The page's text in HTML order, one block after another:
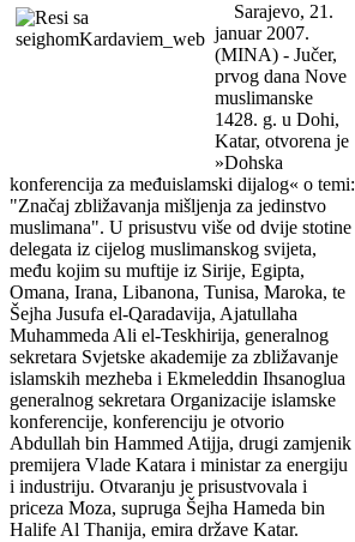
Sarajevo, 21.
januar 2007.
(MINA) - Jučer,
prvog dana Nove
muslimanske
1428. g. u Dohi,
Katar, otvorena je
»Dohska
konferencija za međuislamski dijalog« o temi:
"Značaj zbližavanja mišljenja za jedinstvo
muslimana". U prisustvu više od dvije stotine
delegata iz cijelog muslimanskog svijeta,
među kojim su muftije iz Sirije, Egipta,
Omana, Irana, Libanona, Tunisa, Maroka, te
Šejha Jusufa el-Qaradavija, Ajatullaha
Muhammeda Ali el-Teskhirija, generalnog
sekretara Svjetske akademije za zbližavanje
islamskih mezheba i Ekmeleddin Ihsanoglua
generalnog sekretara Organizacije islamske
konferencije, konferenciju je otvorio
Abdullah bin Hammed Atijja, drugi zamjenik
premijera Vlade Katara i ministar za energiju
i industriju. Otvaranju je prisustvovala i
priceza Moza, supruga Šejha Hameda bin
Halife Al Thanija, emira države Katar.